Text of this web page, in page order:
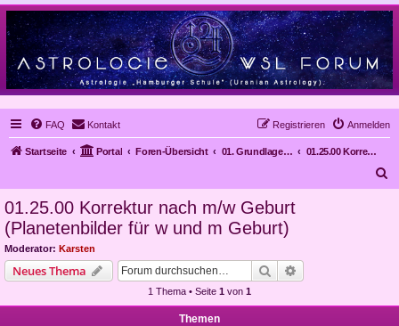
FAQ Kontakt Anmelden
Registrieren
Startseite Portal Foren-Übersicht 01. Grundlagen der Astrologie
01.25.00 Korrektur nach m/w Geburt (Planetenbilder für w und m Geburt)
01.25.00 Korrektur nach m/w Geburt
(Planetenbilder für w und m Geburt)
Moderator: Karsten
Neues Thema Suche
1 Thema • Seite 1 von 1
Themen